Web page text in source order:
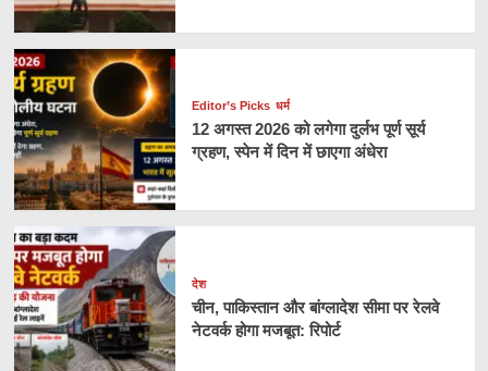
Editor’s Picks धर्म
12 अगस्त 2026 को लगेगा दुर्लभ पूर्ण सूर्य
ग्रहण, स्पेन में दिन में छाएगा अंधेरा
देश
चीन, पाकिस्तान और बांग्लादेश सीमा पर रेलवे
नेटवर्क होगा मजबूत: रिपोर्ट